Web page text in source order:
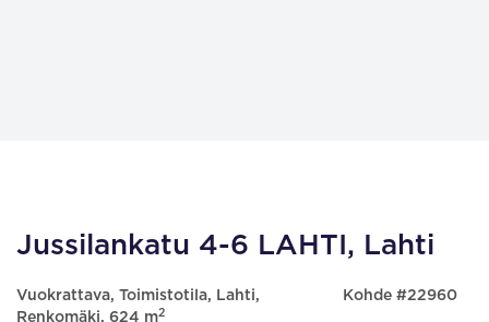
Jussilankatu 4-6 LAHTI, Lahti
Vuokrattava, Toimistotila, Lahti,
Renkomäki, 624 m2
Kohde #22960